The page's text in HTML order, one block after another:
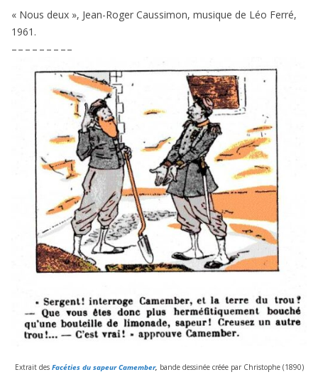
« Nous deux », Jean-Roger Caussimon, musique de Léo Ferré,
1961 .
– – – – – – – – –
Extrait desFacéties du sapeur Camember, bande des­si­née créée par Christophe (1890)